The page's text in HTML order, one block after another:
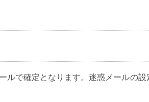
で確定となります。迷惑メールの